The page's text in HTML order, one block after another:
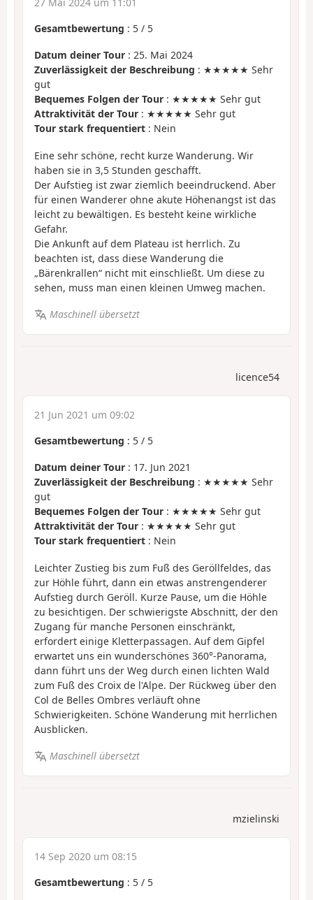
Gesamtbewertung : 5 / 5
Datum deiner Tour : 25. Mai 2024
Zuverlässigkeit der Beschreibung : ★★★★★ Sehr
gut
Bequemes Folgen der Tour : ★★★★★ Sehr gut
Attraktivität der Tour : ★★★★★ Sehr gut
Tour stark frequentiert : Nein
Eine sehr schöne, recht kurze Wanderung. Wir
haben sie in 3,5 Stunden geschafft.
Der Aufstieg ist zwar ziemlich beeindruckend. Aber
für einen Wanderer ohne akute Höhenangst ist das
leicht zu bewältigen. Es besteht keine wirkliche
Gefahr.
Die Ankunft auf dem Plateau ist herrlich. Zu
beachten ist, dass diese Wanderung die
„Bärenkrallen“ nicht mit einschließt. Um diese zu
sehen, muss man einen kleinen Umweg machen.
Maschinell übersetzt
licence54
21 Jun 2021 um 09:02
Gesamtbewertung : 5 / 5
Datum deiner Tour : 17. Jun 2021
Zuverlässigkeit der Beschreibung : ★★★★★ Sehr
gut
Bequemes Folgen der Tour : ★★★★★ Sehr gut
Attraktivität der Tour : ★★★★★ Sehr gut
Tour stark frequentiert : Nein
Leichter Zustieg bis zum Fuß des Geröllfeldes, das
zur Höhle führt, dann ein etwas anstrengenderer
Aufstieg durch Geröll. Kurze Pause, um die Höhle
zu besichtigen. Der schwierigste Abschnitt, der den
Zugang für manche Personen einschränkt,
erfordert einige Kletterpassagen. Auf dem Gipfel
erwartet uns ein wunderschönes 360°-Panorama,
dann führt uns der Weg durch einen lichten Wald
zum Fuß des Croix de l'Alpe. Der Rückweg über den
Col de Belles Ombres verläuft ohne
Schwierigkeiten. Schöne Wanderung mit herrlichen
Ausblicken.
Maschinell übersetzt
mzielinski
14 Sep 2020 um 08:15
Gesamtbewertung : 5 / 5